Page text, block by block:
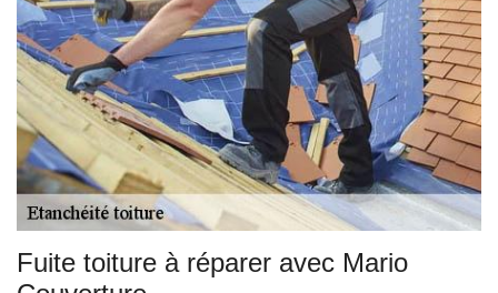
Fuite toiture à réparer avec Mario